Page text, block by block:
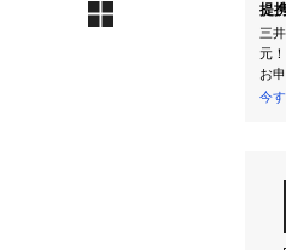
提
三
元！
お
今